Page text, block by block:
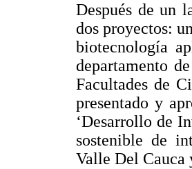
Después de un
dos proyectos:
biotecnología
departamento
Facultades de
presentado y
‘Desarrollo de
sostenible de
Valle Del Cauca